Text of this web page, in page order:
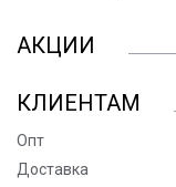
АКЦИИ
КЛИЕНТАМ
Опт
Доставка